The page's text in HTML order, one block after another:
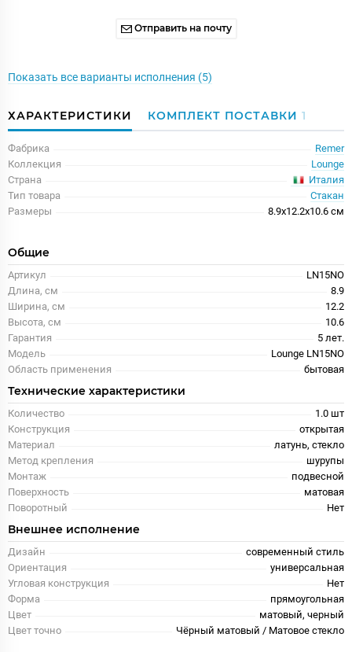
Отправить на почту
Показать все варианты исполнения (5)
ХАРАКТЕРИСТИКИ КОМПЛЕКТ ПОСТАВКИ 1
Фабрика
Remer
Коллекция
Lounge
Страна
Италия
Тип товара
Стакан
Размеры
8.9x12.2x10.6 см
Общие
Артикул
LN15NO
Длина, см
8.9
Ширина, см
12.2
Высота, см
10.6
Гарантия
5 лет.
Модель
Lounge LN15NO
Область применения
бытовая
Технические характеристики
Количество
1.0 шт
Конструкция
открытая
Материал
латунь, стекло
Метод крепления
шурупы
Монтаж
подвесной
Поверхность
матовая
Поворотный
Нет
Внешнее исполнение
Дизайн
современный стиль
Ориентация
универсальная
Угловая конструкция
Нет
Форма
прямоугольная
Цвет
матовый, черный
Цвет точно
Чёрный матовый / Матовое стекло